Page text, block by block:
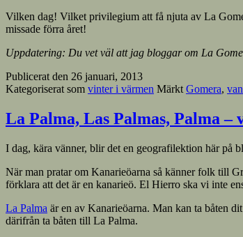
Vilken dag! Vilket privilegium att få njuta av La
missade förra året!
Uppdatering: Du vet väl att jag bloggar om La
Publicerat den 26 januari, 2013
Kategoriserat som vinter i värmen Märkt Gomera,
La Palma, Las Palmas, Palma –
I dag, kära vänner, blir det en geografilektion här på
När man pratar om Kanarieöarna så känner folk till
förklara att det är en kanarieö. El Hierro ska vi inte
La Palma är en av Kanarieöarna. Man kan ta båten
därifrån ta båten till La Palma.